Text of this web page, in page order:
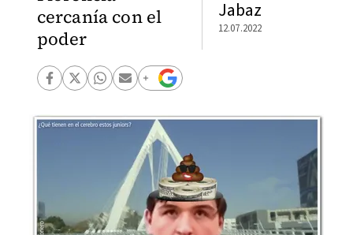
cercanía con el
poder
Jabaz
12.07.2022